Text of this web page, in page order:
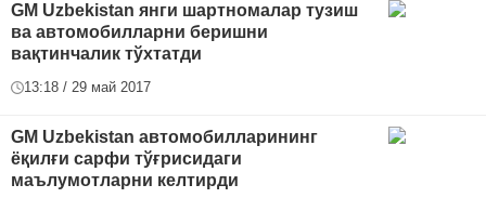
GM Uzbekistan янги шартномалар тузиш
ва автомобилларни беришни
вақтинчалик тўхтатди
13:18 / 29 май 2017
GM Uzbekistan автомобилларининг
ёқилғи сарфи тўғрисидаги
маълумотларни келтирди